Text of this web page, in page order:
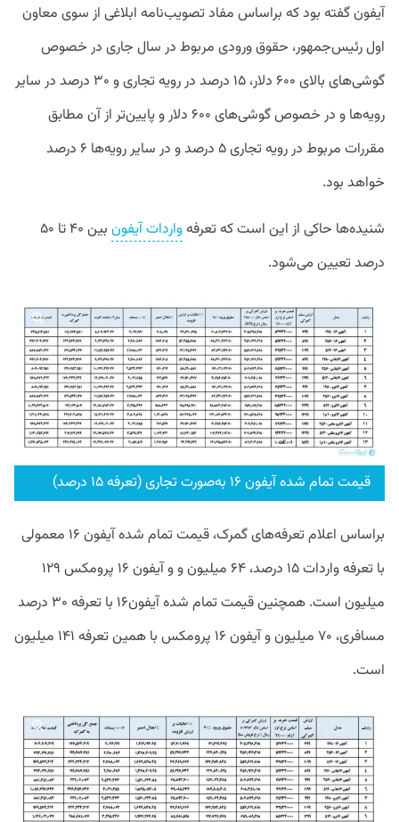
آیفون گفته بود که براساس مفاد تصویب‌نامه ابلاغی از سوی معاون
اول رئیس‌جمهور، حقوق ورودی مربوط در سال جاری در خصوص
گوشی‌های بالای ۶۰۰ دلار، ۱۵ درصد در رویه تجاری و ۳۰ درصد در سایر
رویه‌ها و در خصوص گوشی‌های ۶۰۰ دلار و پایین‌تر از آن مطابق
مقررات مربوط در رویه تجاری ۵ درصد و در سایر رویه‌ها ۶ درصد
خواهد بود.
شنیده‌ها حاکی از این است که تعرفهواردات آیفون
بین ۴۰ تا ۵۰
درصد تعیین می‌شود.
قیمت تمام شده آیفون ۱۶ به‌صورت تجاری (تعرفه ۱۵ درصد)
براساس اعلام تعرفه‌های گمرک، قیمت تمام شده آیفون ۱۶ معمولی
با تعرفه واردات ۱۵ درصد، ۶۴ میلیون و و آیفون ۱۶ پرومکس ۱۲۹
میلیون است. همچنین قیمت تمام شده آیفون۱۶ با تعرفه ۳۰ درصد
مسافری، ۷۰ میلیون و آیفون ۱۶ پرومکس با همین تعرفه ۱۴۱ میلیون
است.